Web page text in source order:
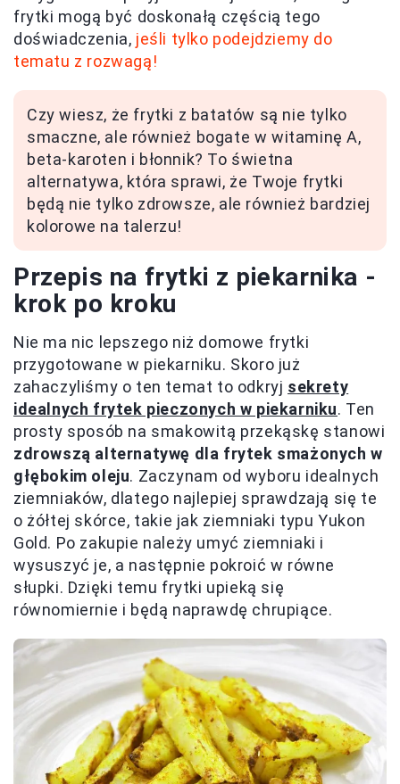
frytki mogą być doskonałą częścią tego
doświadczenia, jeśli tylko podejdziemy do
tematu z rozwagą!
Czy wiesz, że frytki z batatów są nie tylko
smaczne, ale również bogate w witaminę A,
beta-karoten i błonnik? To świetna
alternatywa, która sprawi, że Twoje frytki
będą nie tylko zdrowsze, ale również bardziej
kolorowe na talerzu!
Przepis na frytki z piekarnika -
krok po kroku
Nie ma nic lepszego niż domowe frytki
przygotowane w piekarniku. Skoro już
zahaczyliśmy o ten temat to odkryj sekrety
idealnych frytek pieczonych w piekarniku. Ten
prosty sposób na smakowitą przekąskę stanowi
zdrowszą alternatywę dla frytek smażonych w
głębokim oleju. Zaczynam od wyboru idealnych
ziemniaków, dlatego najlepiej sprawdzają się te
o żółtej skórce, takie jak ziemniaki typu Yukon
Gold. Po zakupie należy umyć ziemniaki i
wysuszyć je, a następnie pokroić w równe
słupki. Dzięki temu frytki upieką się
równomiernie i będą naprawdę chrupiące.